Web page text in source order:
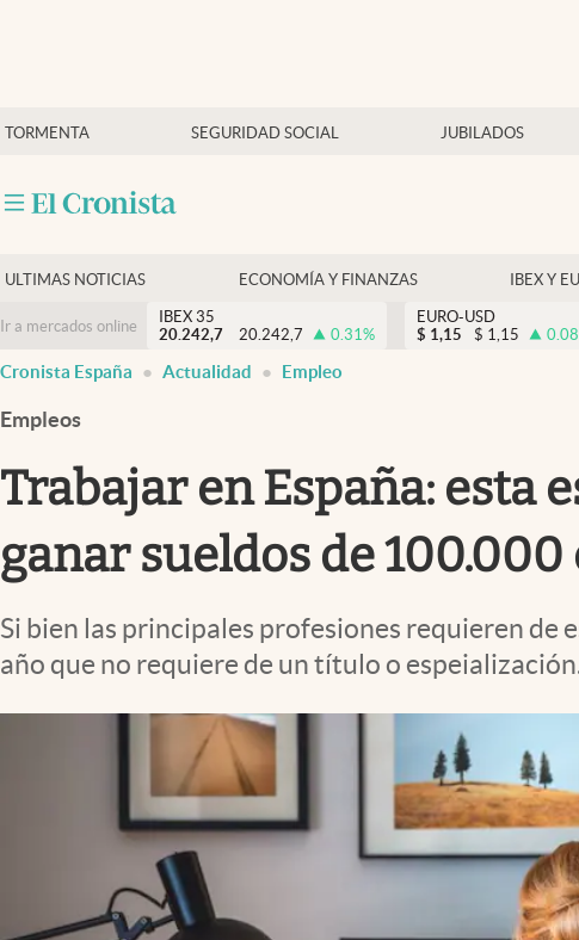
TORMENTA SEGURIDAD SOCIAL JUBILADOS
Economía y finanzas
Criptomonedas
ULTIMAS NOTICIAS ECONOMÍA Y FINANZAS IBEX Y
Ir a mercados online
IBEX 35
20.242,7
20.242,7 0.31%
EURO-USD
$ 1,15 $ 1,15 0.08
Cronista España Actualidad Empleo
Empleos
Trabajar en España: esta
ganar sueldos de 100.000
Si bien las principales profesiones requieren de
año que no requiere de un título o